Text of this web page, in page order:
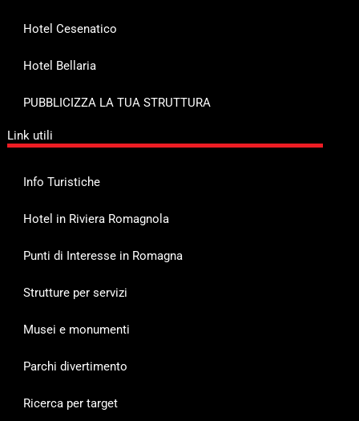
Hotel Cesenatico
Hotel Bellaria
PUBBLICIZZA LA TUA STRUTTURA
Link utili
Info Turistiche
Hotel in Riviera Romagnola
Punti di Interesse in Romagna
Strutture per servizi
Musei e monumenti
Parchi divertimento
Ricerca per target